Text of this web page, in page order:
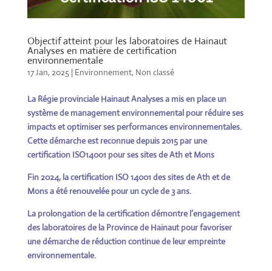
Objectif atteint pour les laboratoires de Hainaut
Analyses en matière de certification
environnementale
17 Jan, 2025 | Environnement, Non classé
La Régie provinciale Hainaut Analyses a mis en place un
système de management environnemental pour réduire ses
impacts et optimiser ses performances environnementales.
Cette démarche est reconnue depuis 2015 par une
certification ISO14001 pour ses sites de Ath et Mons
Fin 2024, la certification ISO 14001 des sites de Ath et de
Mons a été renouvelée pour un cycle de 3 ans.
La prolongation de la certification démontre l’engagement
des laboratoires de la Province de Hainaut pour favoriser
une démarche de réduction continue de leur empreinte
environnementale.